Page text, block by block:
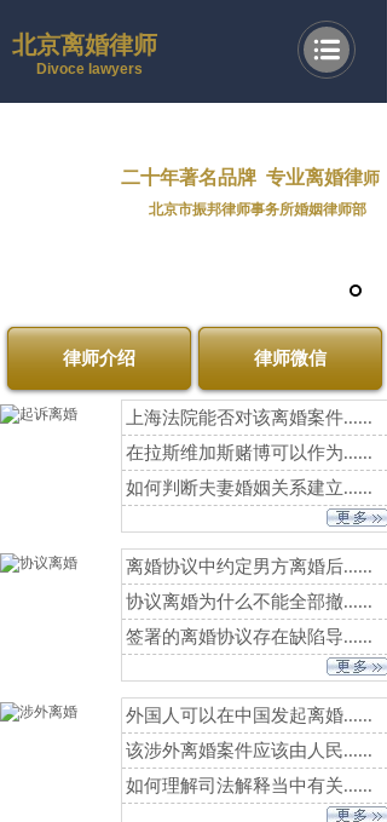
北京离婚律师
Divoce lawyers
二十年著名品牌 专业离婚律师
北京市振邦律师事务所婚姻律师部
律师微信
律师介绍
上海法院能否对该离婚案件......
在拉斯维加斯赌博可以作为......
如何判断夫妻婚姻关系建立......
离婚协议中约定男方离婚后......
协议离婚为什么不能全部撤......
签署的离婚协议存在缺陷导......
外国人可以在中国发起离婚......
该涉外离婚案件应该由人民......
如何理解司法解释当中有关......